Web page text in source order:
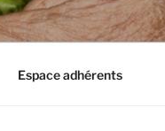
Espace adhérents